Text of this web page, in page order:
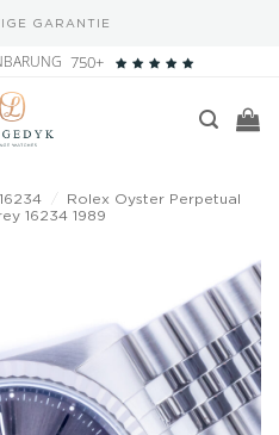
GARANTIE
750+
16234
Rolex Oyster Perpetual
16234 1989
Add to
wishlist